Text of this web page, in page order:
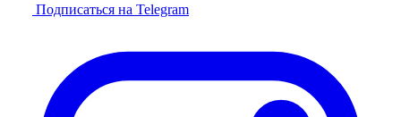
Подписаться на Telegram